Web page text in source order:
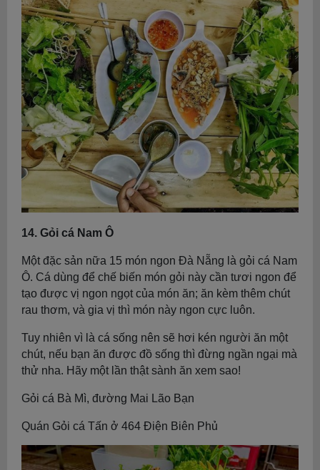
14. Gỏi cá Nam Ô
Một đặc sản nữa 15 món ngon Đà Nẵng là gỏi cá Nam
Ô. Cá dùng để chế biến món gỏi này cần tươi ngon để
tạo được vị ngon ngọt của món ăn; ăn kèm thêm chút
rau thơm, và gia vị thì món này ngon cực luôn.
Tuy nhiên vì là cá sống nên sẽ hơi kén người ăn một
chút, nếu bạn ăn được đồ sống thì đừng ngần ngại mà
thử nha. Hãy một lần thật sành ăn xem sao!
Gỏi cá Bà Mì, đường Mai Lão Bạn
Quán Gỏi cá Tấn ở 464 Điện Biên Phủ